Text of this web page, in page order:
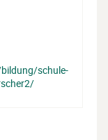
schule-